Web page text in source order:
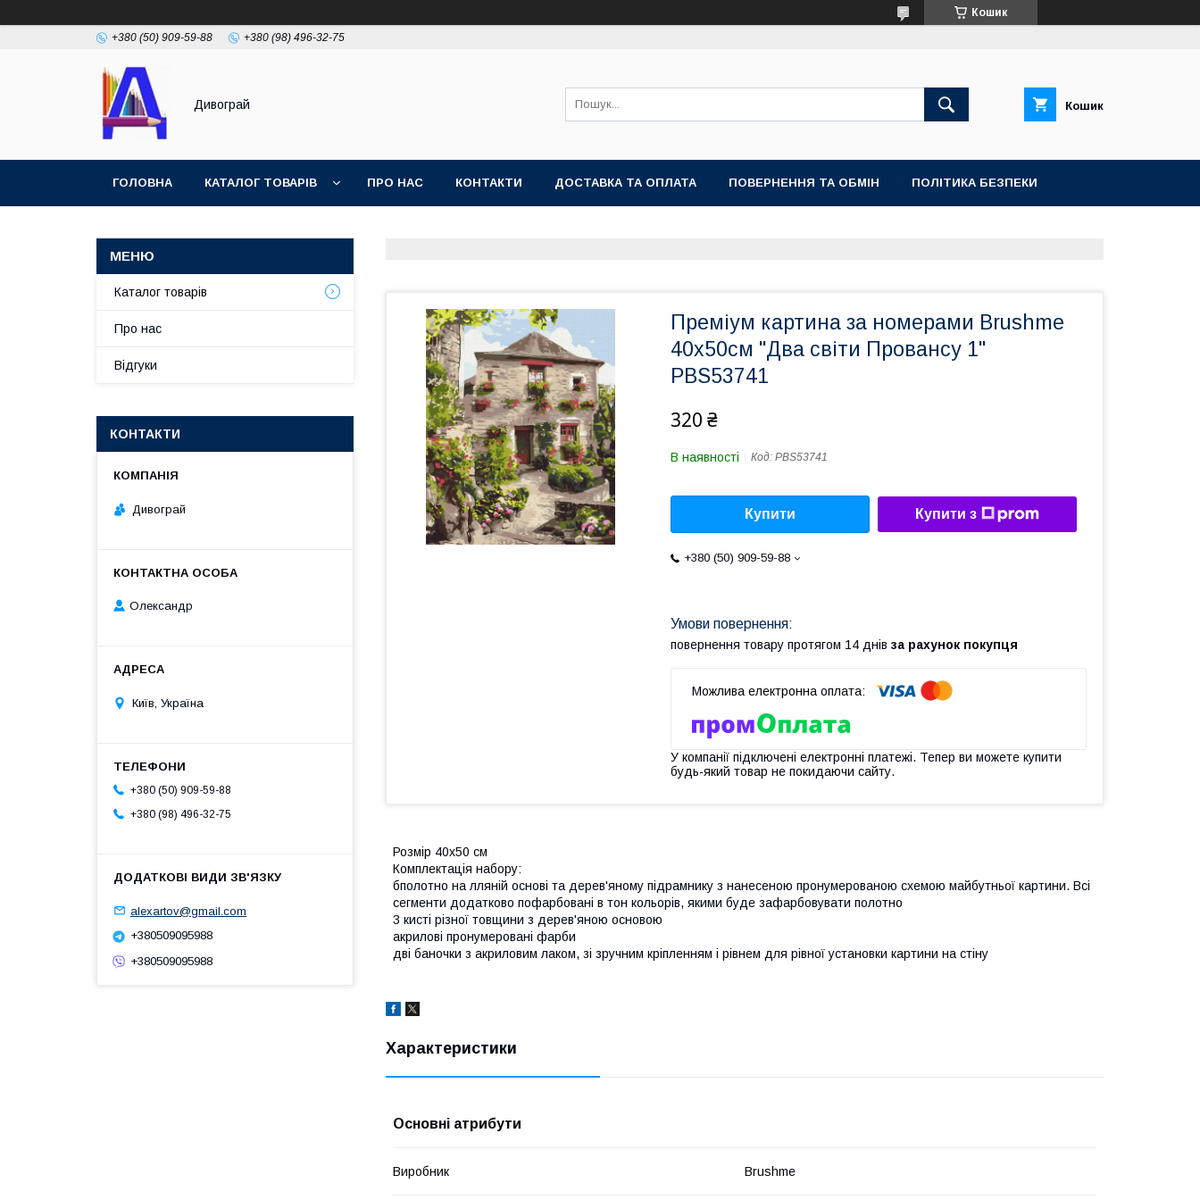
Кошик
+380 (50) 909-59-88 +380 (98) 496-32-75
Дивограй Кошик
ГОЛОВНА КАТАЛОГ ТОВАРІВ ПРО НАС КОНТАКТИ ДОСТАВКА ТА ОПЛАТА ПОВЕРНЕННЯ ТА ОБМІН ПОЛІТИКА БЕЗПЕКИ
Преміум картина за номерами Brushme
40x50см "Два світи Провансу 1"
PBS53741
320 ₴
В наявності Код: PBS53741
Купити Купити з
+380 (50) 909-59-88
повернення товару протягом 14 днів за рахунок покупця
У компанії підключені електронні платежі. Тепер ви можете купити
будь-який товар не покидаючи сайту.
Розмір 40x50 см
Комплектація набору:
бполотно на лляній основі та дерев'яному підрамнику з нанесеною пронумерованою схемою майбутньої картини. Всі
сегменти додатково пофарбовані в тон кольорів, якими буде зафарбовувати полотно
3 кисті різної товщини з дерев'яною основою
акрилові пронумеровані фарби
дві баночки з акриловим лаком, зі зручним кріпленням і рівнем для рівної установки картини на стіну
Характеристики
Основні атрибути
Виробник Brushme
Каталог товарів
Про нас
Відгуки
КОНТАКТИ
Дивограй
Олександр
Київ, Україна
+380 (50) 909-59-88
+380 (98) 496-32-75
alexartov@gmail.com
+380509095988
+380509095988